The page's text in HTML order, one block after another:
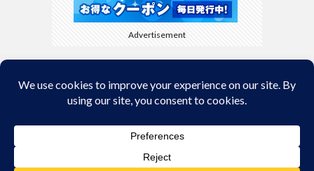
Advertisement
Back to Top